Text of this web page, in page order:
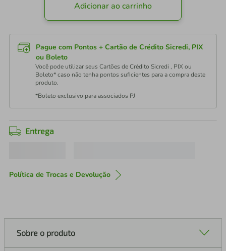
Adicionar ao carrinho
Pague com Pontos + Cartão de Crédito Sicredi, PIX
ou Boleto
Você pode utilizar seus Cartões de Crédito Sicredi , PIX ou
Boleto* caso não tenha pontos suficientes para a compra deste
produto.
*Boleto exclusivo para associados PJ
Entrega
Política de Trocas e Devolução
Sobre o produto